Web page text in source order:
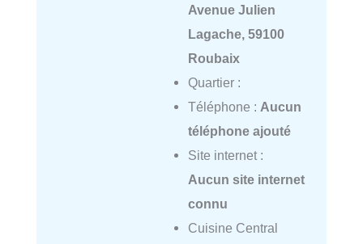
Avenue Julien
Lagache, 59100
Roubaix
Quartier :
Téléphone : Aucun
téléphone ajouté
Site internet :
Aucun site internet
connu
Cuisine Central